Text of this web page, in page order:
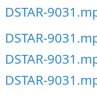
DSTAR-
DSTAR-
DSTAR-
DSTAR-